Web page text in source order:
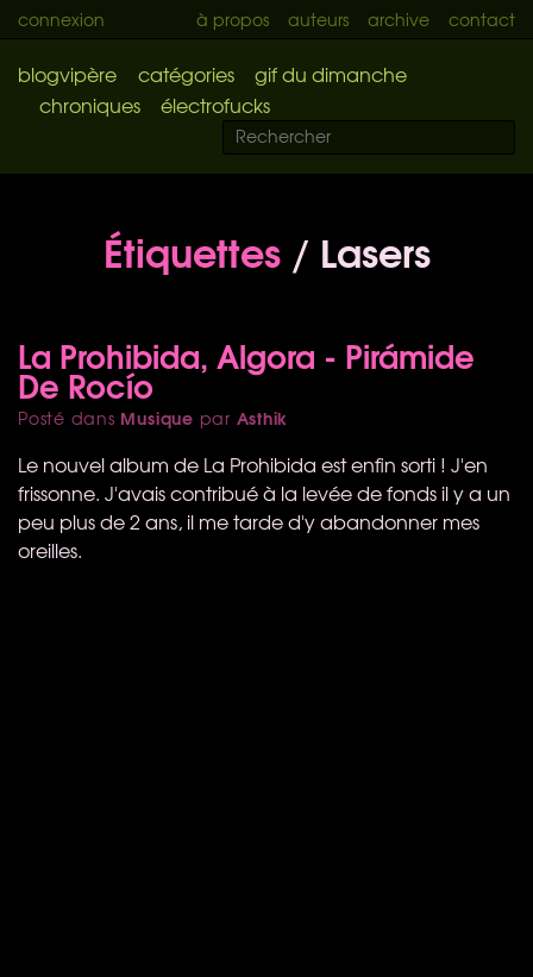
connexion à propos auteurs archive contact
blogvipère catégories
gif du dimanche
chroniques
électrofucks
Étiquettes/ Lasers
La Prohibida, Algora - Pirámide
De Rocío
Posté dans Musique par Asthik
Le nouvel album de La Prohibida est enfin sorti ! J'en
frissonne. J'avais contribué à la levée de fonds il y a un
peu plus de 2 ans, il me tarde d'y abandonner mes
oreilles.